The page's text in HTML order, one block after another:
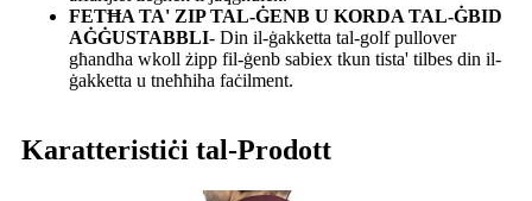
FETĦA TA' ZIP TAL-ĠENB U KORDA TAL-ĠBID
AĠĠUSTABBLI- Din il-ġakketta tal-golf pullover
għandha wkoll żipp fil-ġenb sabiex tkun tista' tilbes din il-
ġakketta u tneħħiha faċilment.
Karatteristiċi tal-Prodott